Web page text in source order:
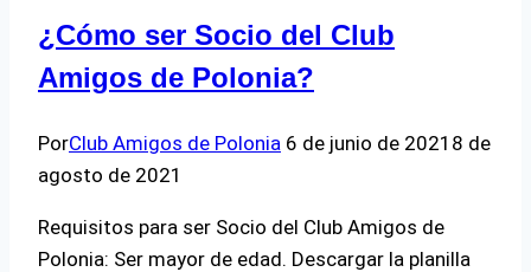
II
República
Budowniczy
II
¿Cómo ser Socio del Club
Amigos de Polonia?
PorClub Amigos de Polonia 6 de junio de 2021 8 de
agosto de 2021
Requisitos para ser Socio del Club Amigos de
Polonia: Ser mayor de edad. Descargar la planilla